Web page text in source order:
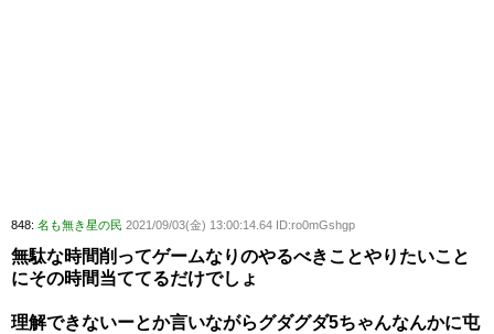
848: 名も無き星の民 2021/09/03(金) 13:00:14.64 ID:ro0mGshgp
無駄な時間削ってゲームなりのやるべきことやりたいこと
にその時間当ててるだけでしょ
理解できないーとか言いながらグダグダ5ちゃんなんかに屯